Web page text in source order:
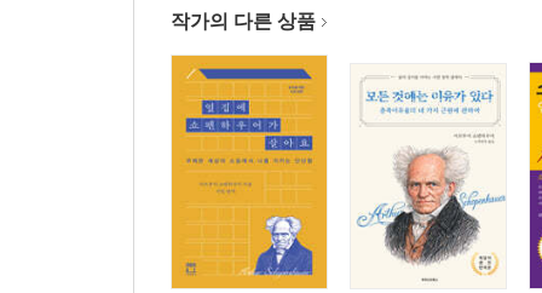
작가의 다른 상품